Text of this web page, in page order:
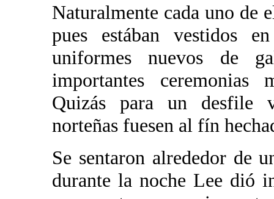
Naturalmente cada uno de
pues estában vestidos
uniformes nuevos de
importantes ceremonias
Quizás para un desfile
norteñas fuesen al fín
Se sentaron alrededor de
durante la noche Lee dió